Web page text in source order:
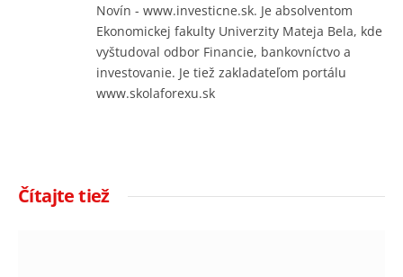
Novín - www.investicne.sk. Je absolventom
Ekonomickej fakulty Univerzity Mateja Bela, kde
vyštudoval odbor Financie, bankovníctvo a
investovanie. Je tiež zakladateľom portálu
www.skolaforexu.sk
Čítajte tiež